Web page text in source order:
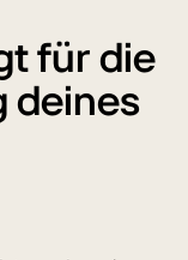
für die
deines